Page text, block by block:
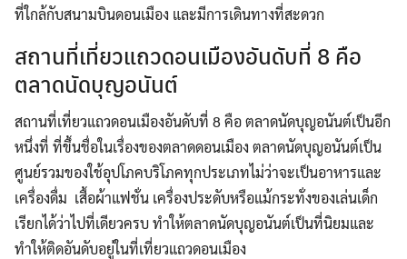
ที่ใกล้กับสนามบินดอนเมือง และมีการเดินทางที่สะดวก
สถานที่เที่ยวแถวดอนเมืองอันดับที่ 8 คือ
ตลาดนัดบุญอนันต์
สถานที่เที่ยวแถวดอนเมืองอันดับที่ 8 คือ ตลาดนัดบุญอนันต์เป็นอีก
หนึ่งที่ ที่ขึ้นชื่อในเรื่องของตลาดดอนเมือง ตลาดนัดบุญอนันต์เป็น
ศูนย์รวมของใช้อุปโภคบริโภคทุกประเภทไม่ว่าจะเป็นอาหารและ
เครื่องดื่ม เสื้อผ้าแฟชั่น เครื่องประดับหรือแม้กระทั่งของเล่นเด็ก
เรียกได้ว่าไปที่เดียวครบ ทำให้ตลาดนัดบุญอนันต์เป็นที่นิยมและ
ทำให้ติดอันดับอยู่ในที่เที่ยวแถวดอนเมือง